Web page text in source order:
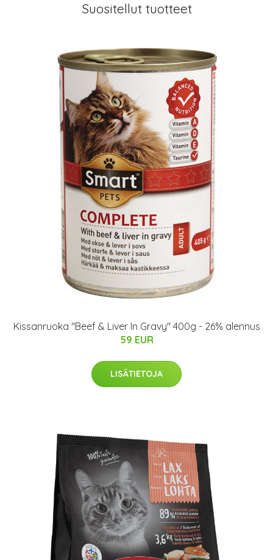
Suositellut tuotteet
Kissanruoka "Beef & Liver In Gravy" 400g - 26% alennus
59 EUR
LISÄTIETOJA